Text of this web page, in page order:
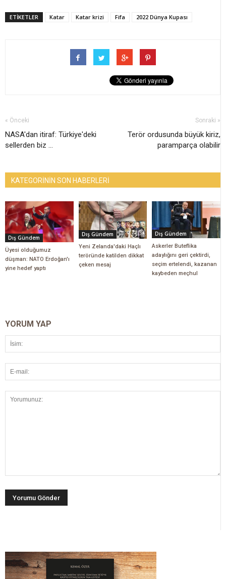
ETİKETLER Katar Katar krizi Fifa 2022 Dünya Kupası
« Önceki
NASA'dan itiraf: Türkiye'deki
sellerden biz ...
Sonraki »
Terör ordusunda büyük kiriz,
paramparça olabilir
KATEGORİNİN SON HABERLERİ
Dış Gündem
Üyesi olduğumuz
düşman: NATO Erdoğan'ı
yine hedef yaptı
Dış Gündem
Yeni Zelanda'daki Haçlı
teröründe katilden dikkat
çeken mesaj
Dış Gündem
Askerler Buteflika
adaylığını geri çektirdi,
seçim ertelendi, kazanan
kaybeden meçhul
YORUM YAP